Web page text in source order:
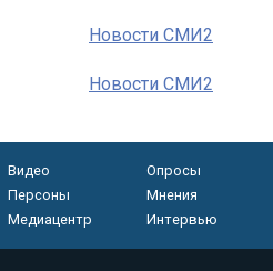
Новости СМИ2
Новости СМИ2
Видео Опросы
Персоны
Мнения
Медиацентр
Интервью